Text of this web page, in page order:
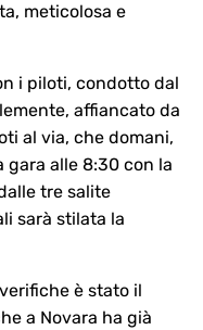
meticolosa e
i piloti, condotto dal
affiancato da
al via, che domani,
gara alle 8:30 con la
tre salite
sarà stilata la
è stato il
a Novara ha già